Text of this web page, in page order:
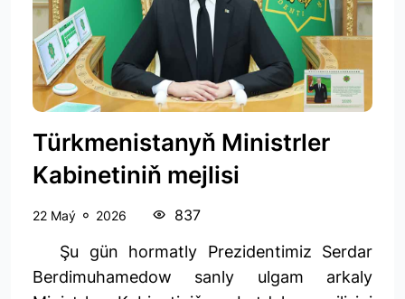
Türkmenistanyň Ministrler
Kabinetiniň mejlisi
22 Maý 2026 837
Şu gün hormatly Prezidentimiz Serdar
Berdimuhamedow sanly ulgam arkaly